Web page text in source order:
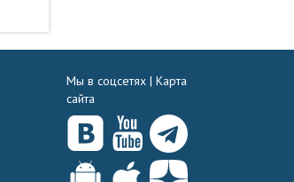
Мы в соцсетях | Карта
сайта